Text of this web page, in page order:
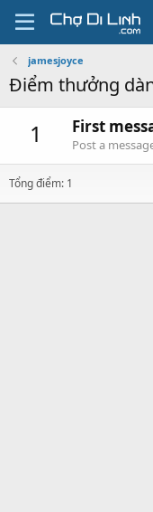
jamesjoyce
Điểm thưởng
1 First
Post a
Tổng điểm: 1